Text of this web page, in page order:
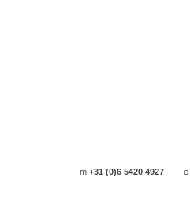
m+31 (0)6 5420 4927 e